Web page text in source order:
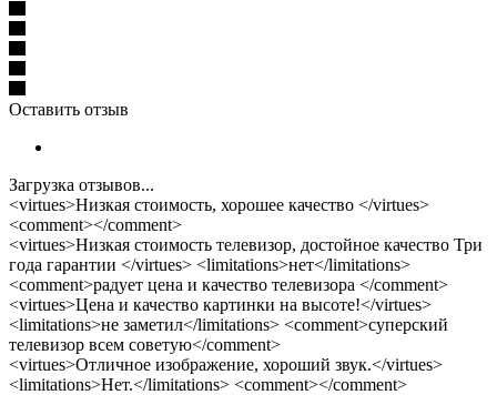
Оставить отзыв
Загрузка отзывов...
<virtues>Низкая стоимость, хорошее качество </virtues>
<comment></comment>
<virtues>Низкая стоимость телевизор, достойное качество Три
года гарантии </virtues> <limitations>нет</limitations>
<comment>радует цена и качество телевизора </comment>
<virtues>Цена и качество картинки на высоте!</virtues>
<limitations>не заметил</limitations> <comment>суперский
телевизор всем советую</comment>
<virtues>Отличное изображение, хороший звук.</virtues>
<limitations>Нет.</limitations> <comment></comment>